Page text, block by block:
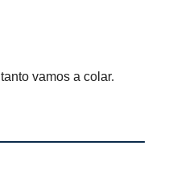
vamos a colar.